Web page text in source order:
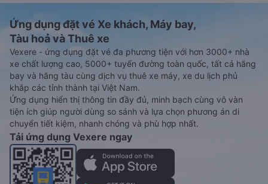
Ứng dụng đặt vé Xe khách, Máy bay,
Tàu hoả và Thuê xe
Vexere - ứng dụng đặt vé đa phương tiện với hơn 3000+ nhà
xe chất lượng cao, 5000+ tuyến đường toàn quốc, tất cả hãng
bay và hãng tàu cùng dịch vụ thuê xe máy, xe du lịch phủ
khắp các tỉnh thành tại Việt Nam.
Ứng dụng hiển thị thông tin đầy đủ, minh bạch cùng vô vàn
tiện ích giúp người dùng so sánh và lựa chọn phương án di
chuyển tiết kiệm, nhanh chóng và phù hợp nhất.
Tải ứng dụng Vexere ngay